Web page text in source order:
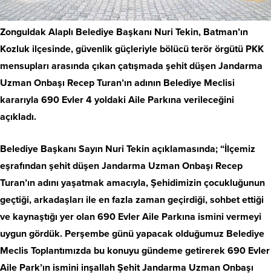
Zonguldak Alaplı Belediye Başkanı Nuri Tekin, Batman’ın
Kozluk ilçesinde, güvenlik güçleriyle bölücü terör örgütü PKK
mensupları arasında çıkan çatışmada şehit düşen Jandarma
Uzman Onbaşı Recep Turan’ın adının Belediye Meclisi
kararıyla 690 Evler 4 yoldaki Aile Parkına verileceğini
açıkladı.
Belediye Başkanı Sayın Nuri Tekin açıklamasında; “İlçemiz
eşrafından şehit düşen Jandarma Uzman Onbaşı Recep
Turan’ın adını yaşatmak amacıyla, Şehidimizin çocukluğunun
geçtiği, arkadaşları ile en fazla zaman geçirdiği, sohbet ettiği
ve kaynaştığı yer olan 690 Evler Aile Parkına ismini vermeyi
uygun gördük. Perşembe günü yapacak olduğumuz Belediye
Meclis Toplantımızda bu konuyu gündeme getirerek 690 Evler
Aile Park’ın ismini inşallah Şehit Jandarma Uzman Onbaşı